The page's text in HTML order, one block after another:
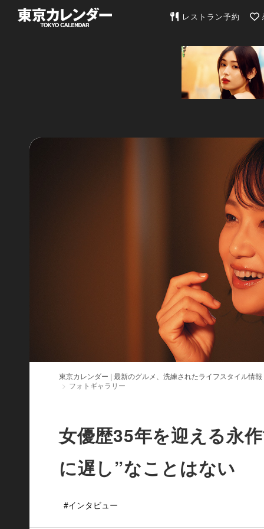
東京カレンダー | 最新
レストラン予約
東京カレンダー | 最新のグルメ、洗練されたライフスタイル情報
フォトギャラリー
女優歴35年を迎える永
に遅し”なことはない
#インタビュー